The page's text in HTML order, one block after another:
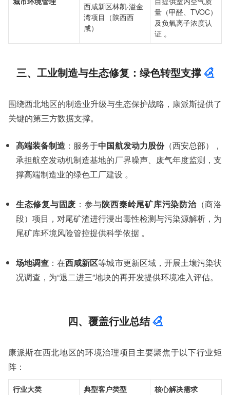
西咸新区林凯·溢金
湾项目（陕西西
咸）
量（甲醛、TVOC）
及负氧离子浓度认
证 。
三、工业制造与生态修复：绿色转型支撑
围绕西北地区的制造业升级与生态保护战略，康派斯提供了
关键的第三方数据支撑。
高端装备制造 ：服务于中国航发动力股份（西安总部），
承担航空发动机制造基地的厂界噪声、废气年度监测，支
撑高端制造业的绿色工厂建设 。
生态修复与固废 ：参与陕西秦岭尾矿库污染防治（商洛
段）项目，对尾矿渣进行浸出毒性检测与污染源解析，为
尾矿库环境风险管控提供科学依据 。
场地调查 ：在西咸新区等城市更新区域，开展土壤污染状
况调查，为“退二进三”地块的再开发提供环境准入评估。
四、覆盖行业总结
康派斯在西北地区的环境治理项目主要聚焦于以下行业矩
阵：
行业大类 典型客户类型 核心解决需求